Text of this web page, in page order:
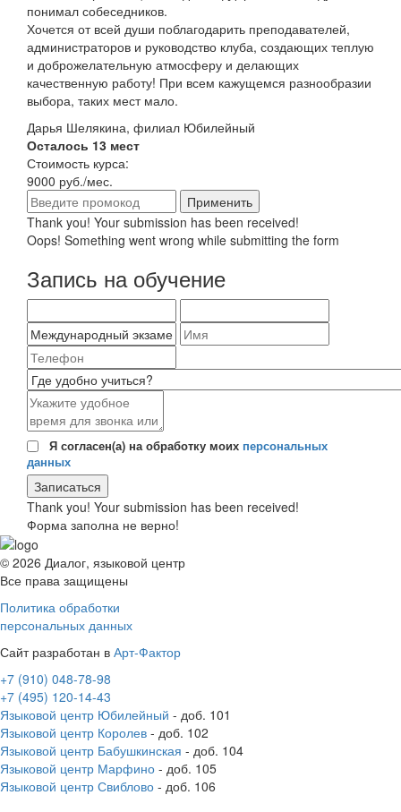
понимал собеседников.
Хочется от всей души поблагодарить преподавателей,
администраторов и руководство клуба, создающих теплую
и доброжелательную атмосферу и делающих
качественную работу! При всем кажущемся разнообразии
выбора, таких мест мало.
Дарья Шелякина, филиал Юбилейный
Осталось 13 мест
Стоимость курса:
9000 руб./мес.
Thank you! Your submission has been received!
Oops! Something went wrong while submitting the form
Запись на обучение
Я согласен(а) на обработку моих персональных
данных
Thank you! Your submission has been received!
Форма заполна не верно!
© 2026 Диалог, языковой центр
Все права защищены
Политика обработки
персональных данных
Сайт разработан в Арт-Фактор
+7 (910) 048-78-98
+7 (495) 120-14-43
Языковой центр Юбилейный - доб. 101
Языковой центр Королев - доб. 102
Языковой центр Бабушкинская - доб. 104
Языковой центр Марфино - доб. 105
Языковой центр Свиблово - доб. 106